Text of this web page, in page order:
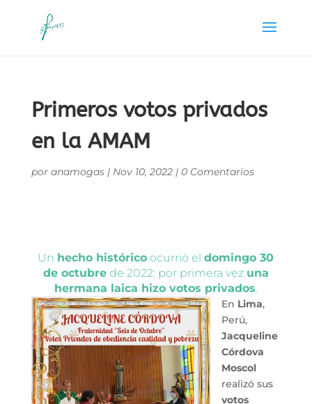
Primeros votos privados
en la AMAM
por anamogas| Nov 10, 2022| 0 Comentarios
Un hecho histórico ocurrió eldomingo 30
de octubrede 2022: por primera vez una
hermana laica hizo votos privados.
En Lima,
Perú,
Jacqueline
Córdova
Moscol
realizó sus
votos